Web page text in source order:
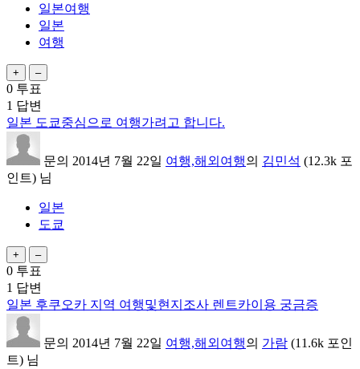
일본여행
일본
여행
0 투표
1 답변
일본 도쿄중심으로 여행가려고 합니다.
문의 2014년 7월 22일 여행,해외여행의 김민석 (12.3k 포
인트) 님
일본
도쿄
0 투표
1 답변
일본 후쿠오카 지역 여행및현지조사 렌트카이용 궁금증
문의 2014년 7월 22일 여행,해외여행의 가람 (11.6k 포인
트) 님